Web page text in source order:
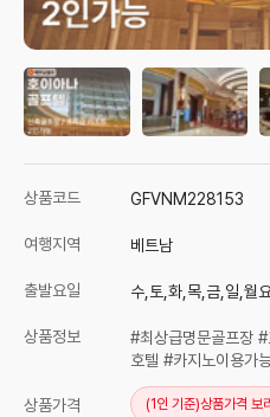
상품코드 GFVNM228153
여행지역 베트남
출발요일 수,토,화,목,금,일,월
상품정보
#최상급명문골프장
호텔 #카지노이용가
상품가격 (1인 기준)상품가격 보